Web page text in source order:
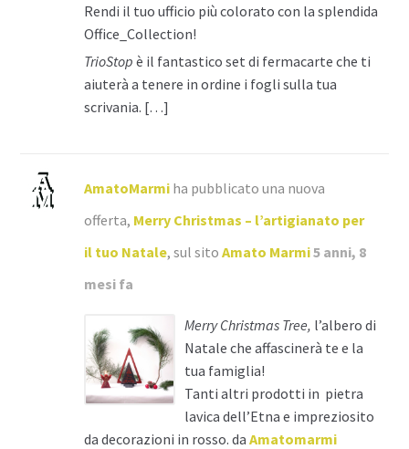
Rendi il tuo ufficio più colorato con la splendida
Office_Collection!
TrioStop è il fantastico set di fermacarte che ti
aiuterà a tenere in ordine i fogli sulla tua
scrivania. […]
AmatoMarmi ha pubblicato una nuova
offerta, Merry Christmas – l’artigianato per
il tuo Natale, sul sitoAmato Marmi5 anni, 8
mesi fa
Merry Christmas Tree, l’albero di
Natale che affascinerà te e la
tua famiglia!
Tanti altri prodotti in pietra
lavica dell’Etna e impreziosito
da decorazioni in rosso. daAmatomarmi